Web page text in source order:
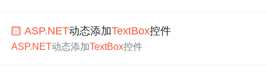
和属性列在我们的 WebForms 控件参考手册页面。 下面的
实例演示了您可能会用到的TextBox
ASP.NET动态添加TextBox控件
ASP.NET动态添加TextBox控件